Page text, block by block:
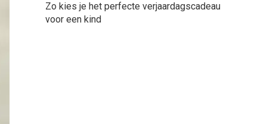
Zo kies je het perfecte verjaardagscadeau
voor een kind